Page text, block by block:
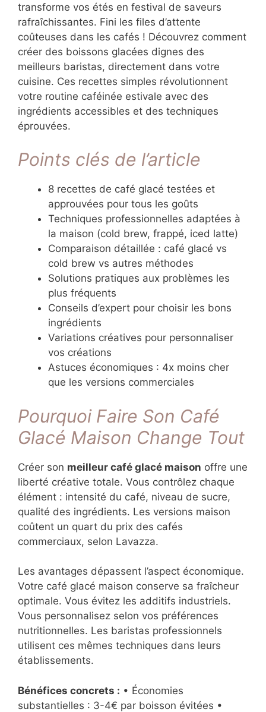
transforme vos étés en festival de saveurs
rafraîchissantes. Fini les files d’attente
coûteuses dans les cafés ! Découvrez comment
créer des boissons glacées dignes des
meilleurs baristas, directement dans votre
cuisine. Ces recettes simples révolutionnent
votre routine caféinée estivale avec des
ingrédients accessibles et des techniques
éprouvées.
Points clés de l’article
8 recettes de café glacé testées et
approuvées pour tous les goûts
Techniques professionnelles adaptées à
la maison (cold brew, frappé, iced latte)
Comparaison détaillée : café glacé vs
cold brew vs autres méthodes
Solutions pratiques aux problèmes les
plus fréquents
Conseils d’expert pour choisir les bons
ingrédients
Variations créatives pour personnaliser
vos créations
Astuces économiques : 4x moins cher
que les versions commerciales
Pourquoi Faire Son Café
Glacé Maison Change Tout
Créer son meilleur café glacé maison offre une
liberté créative totale. Vous contrôlez chaque
élément : intensité du café, niveau de sucre,
qualité des ingrédients. Les versions maison
coûtent un quart du prix des cafés
commerciaux, selon Lavazza.
Les avantages dépassent l’aspect économique.
Votre café glacé maison conserve sa fraîcheur
optimale. Vous évitez les additifs industriels.
Vous personnalisez selon vos préférences
nutritionnelles. Les baristas professionnels
utilisent ces mêmes techniques dans leurs
établissements.
Bénéfices concrets : • Économies
substantielles : 3-4€ par boisson évitées •